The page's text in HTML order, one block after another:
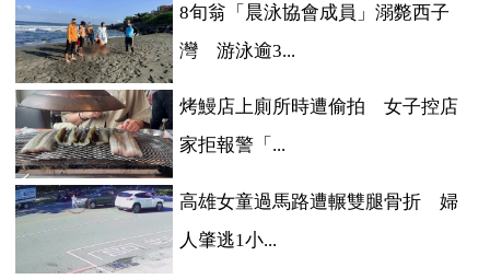
8旬翁「晨泳協會成員」溺斃西子
灣 游泳逾3...
烤鰻店上廁所時遭偷拍 女子控店
家拒報警「...
高雄女童過馬路遭輾雙腿骨折 婦
人肇逃1小...